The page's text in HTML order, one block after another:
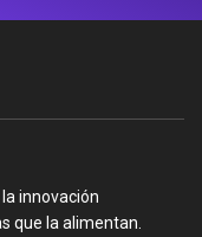
innovación
que la alimentan.